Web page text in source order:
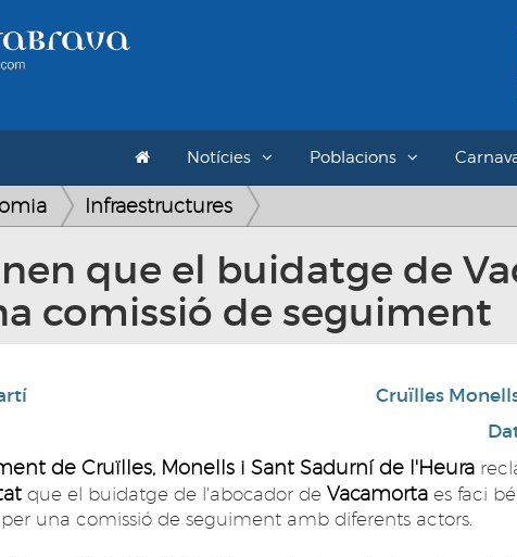
Notícies Poblacions
Infraestructures
que el buidatge de
comissió de seguiment
Cruïlles
de Cruïlles, Monells i Sant Sadurní de l'Heura
que el buidatge de l'abocador de Vacamorta es faci
una comissió de seguiment amb diferents actors.